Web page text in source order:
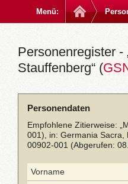
Menü:
Personenregister -
Stauffenberg“ (
Personendaten
Empfohlene Zitierweise:
001), in: Germania Sacra,
00902-001 (Abgerufen:
Vorname